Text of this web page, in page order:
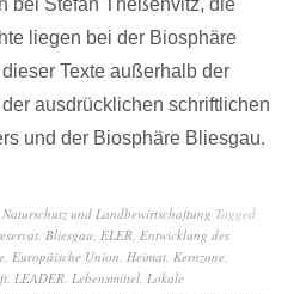
bei Stefan Theßenvitz, die
liegen bei der Biosphäre
Texte außerhalb der
ausdrücklichen schriftlichen
und der Biosphäre Bliesgau.
Naturschutz und Landbewirtschaftung Tagged
, Bliesgau, ELER, Entwicklung des
, Europäische Union, Heimat, Kernzone,
, LEADER, Lebensmittel, Lokale